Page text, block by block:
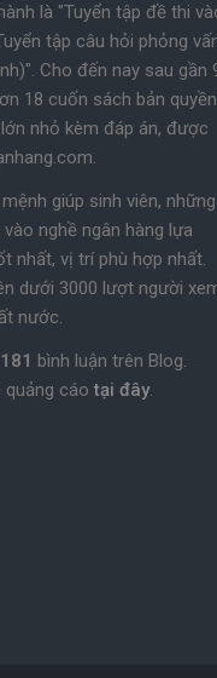
là "Tuyển tập đề thi
tập câu hỏi phỏng
Cho đến nay sau gần
18 cuốn sách bản quyền
nhỏ kèm đáp án, được
giúp sinh viên, những
nghề ngân hàng lựa
nhất, vị trí phù hợp nhất.
dưới 3000 lượt người
nước.
181 bình luận trên Blog.
quảng cáotại đây.